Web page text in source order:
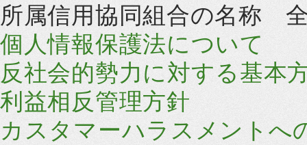
所属信用協同組合の名称
個人情報保護法について
反社会的勢力に対する基本
利益相反管理方針
カスタマーハラスメントへ